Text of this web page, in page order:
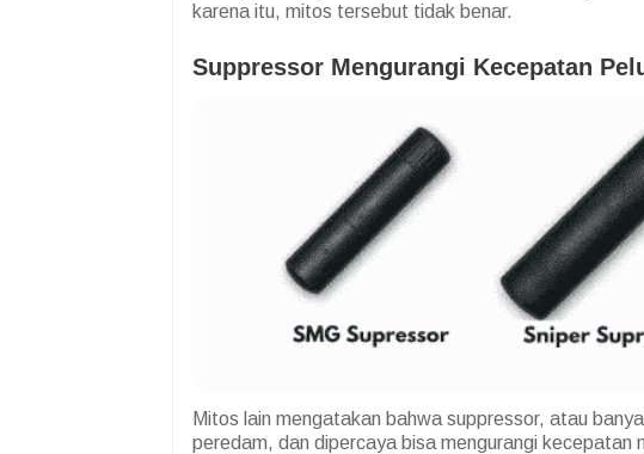
karena itu, mitos tersebut tidak benar.
Suppressor Mengurangi Kecepatan
Mitos lain mengatakan bahwa suppressor, atau
peredam, dan dipercaya bisa mengurangi kecepatan